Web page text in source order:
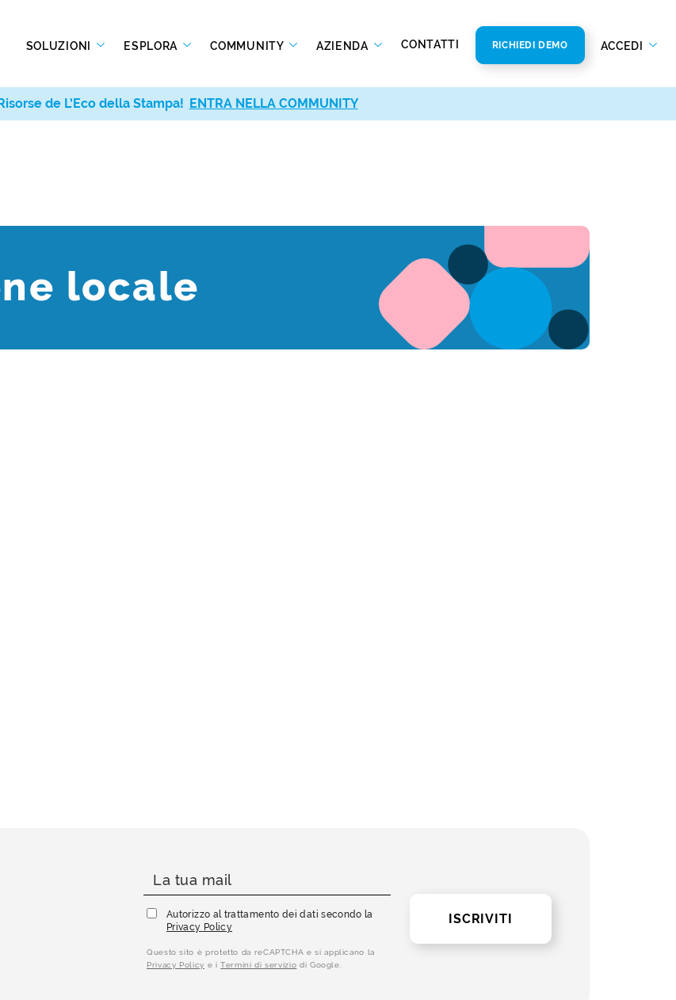
SOLUZIONI ESPLORA COMMUNITY AZIENDA CONTATTI RICHIEDI DEMO ACCEDI
locale
Autorizzo al trattamento dei dati secondo la
Privacy Policy
Questo sito è protetto da reCAPTCHA e si applicano la
Privacy Policy e iTermini di servizio di Google.
ISCRIVITI
de L’Eco della Stampa! ENTRA NELLA COMMUNITY